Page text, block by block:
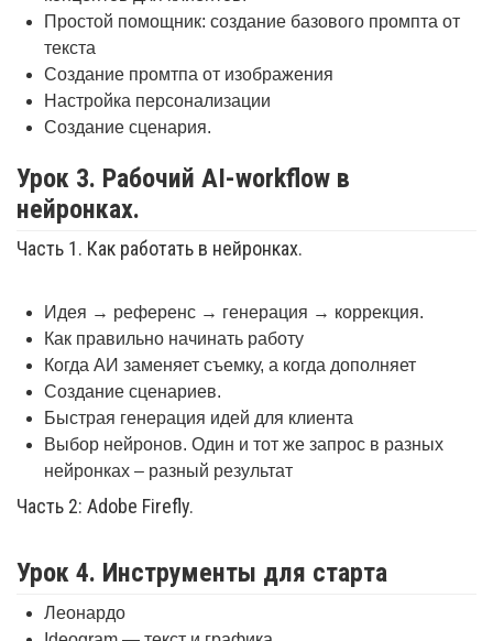
Простой помощник: создание базового промпта от
текста
Создание промтпа от изображения
Настройка персонализации
Создание сценария.
Урок 3. Рабочий AI-workflow в
нейронках.
Часть 1. Как работать в нейронках.
Идея → референс → генерация → коррекция.
Как правильно начинать работу
Когда АИ заменяет съемку, а когда дополняет
Создание сценариев.
Быстрая генерация идей для клиента
Выбор нейронов. Один и тот же запрос в разных
нейронках – разный результат
Часть 2: Adobe Firefly.
Урок 4. Инструменты для старта
Леонардо